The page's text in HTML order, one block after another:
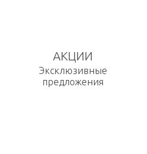
АКЦИИ
Эксклюзивные
предложения